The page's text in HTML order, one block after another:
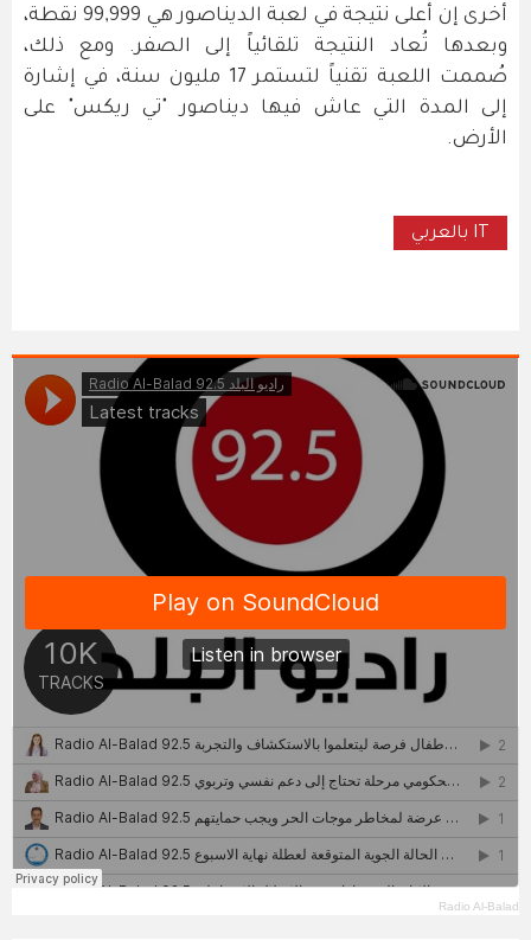
أخرى إن أعلى نتيجة في لعبة الديناصور هي 99,999 نقطة،
وبعدها تُعاد النتيجة تلقائياً إلى الصفر. ومع ذلك،
صُممت اللعبة تقنياً لتستمر 17 مليون سنة، في إشارة
إلى المدة التي عاش فيها ديناصور "تي ريكس" على
الأرض.
IT بالعربي
Radio Al-Balad